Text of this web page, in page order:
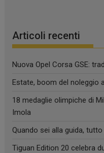
Articoli recenti
Nuova Opel Corsa GSE:
Estate, boom del noleggio
18 medaglie olimpiche di
Imola
Quando sei alla guida,
Tiguan Edition 20 celebra